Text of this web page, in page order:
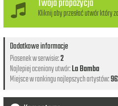
Kliknij aby przesłać utwór który
Dodatkowe informacje
Piosenek w serwisie:2
Najlepiej oceniony utwór:La Bamba
Miejsce w rankingu najlepszych artystów: